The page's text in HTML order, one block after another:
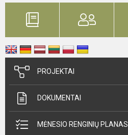
PROJEKTAI
DOKUMENTAI
MĖNESIO RENGINIŲ PLANAS